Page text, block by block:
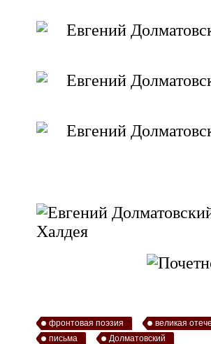
фронтовая поэзия
великая
письма
Долматовский